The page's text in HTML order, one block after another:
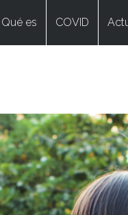
Qué es COVID